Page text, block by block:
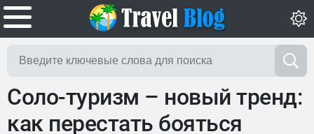
Соло-туризм – новый тренд:
как перестать бояться